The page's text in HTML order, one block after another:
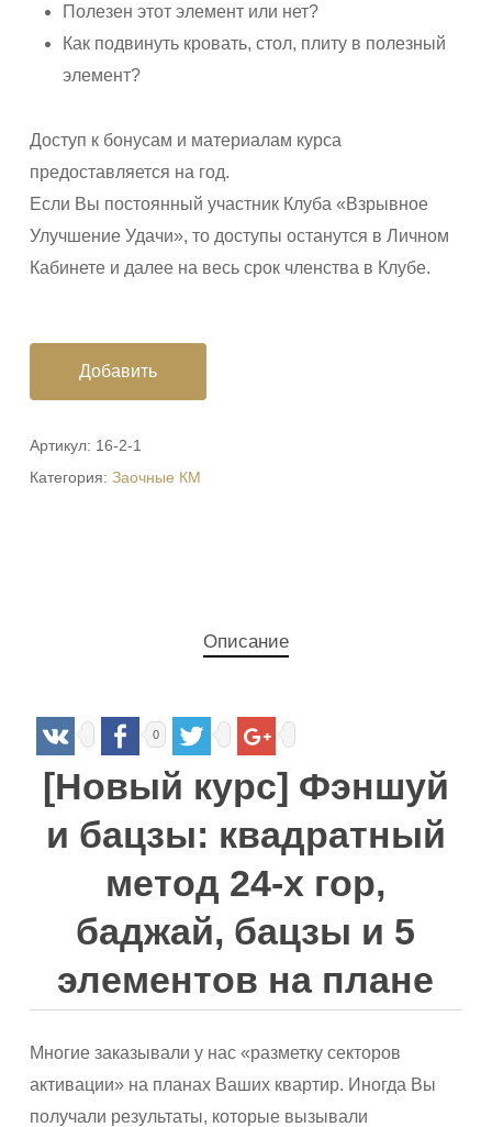
Полезен этот элемент или нет?
Как подвинуть кровать, стол, плиту в полезный
элемент?
Доступ к бонусам и материалам курса
предоставляется на год.
Если Вы постоянный участник Клуба «Взрывное
Улучшение Удачи», то доступы останутся в Личном
Кабинете и далее на весь срок членства в Клубе.
Добавить
Артикул: 16-2-1
Категория: Заочные КМ
Описание
0
[Новый курс] Фэншуй
и бацзы: квадратный
метод 24-х гор,
баджай, бацзы и 5
элементов на плане
Многие заказывали у нас «разметку секторов
активации» на планах Ваших квартир. Иногда Вы
получали результаты, которые вызывали